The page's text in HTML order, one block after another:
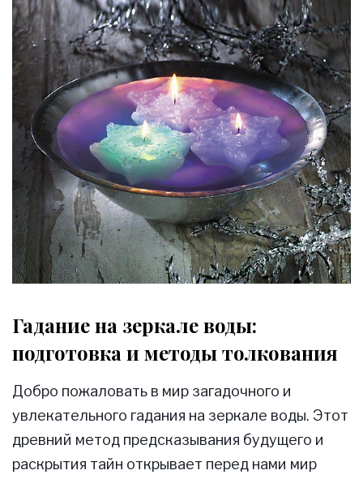
Гадание на зеркале воды:
подготовка и методы толкования
Добро пожаловать в мир загадочного и
увлекательного гадания на зеркале воды. Этот
древний метод предсказывания будущего и
раскрытия тайн открывает перед нами мир